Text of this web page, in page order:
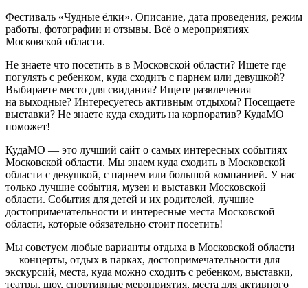
Фестиваль «Чудные ёлки». Описание, дата проведения, режим
работы, фотографии и отзывы. Всё о мероприятиях
Московской области.
Не знаете что посетить в в Московской области? Ищете где
погулять с ребенком, куда сходить с парнем или девушкой?
Выбираете место для свидания? Ищете развлечения
на выходные? Интересуетесь активным отдыхом? Посещаете
выставки? Не знаете куда сходить на корпоратив? КудаМО
поможет!
КудаМО — это лучший сайт о самых интересных событиях
Московской области. Мы знаем куда сходить в Московской
области с девушкой, с парнем или большой компанией. У нас
только лучшие события, музеи и выставки Московской
области. События для детей и их родителей, лучшие
достопримечательности и интересные места Московской
области, которые обязательно стоит посетить!
Мы советуем любые варианты отдыха в Московской области
— концерты, отдых в парках, достопримечательности для
экскурсий, места, куда можно сходить с ребенком, выставки,
театры, шоу, спортивные мероприятия, места для активного